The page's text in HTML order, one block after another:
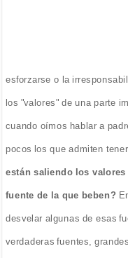
esforzarse o la
los "valores" de una parte
cuando oímos hablar a
pocos los que admiten
están saliendo los
fuente de la que beben?
desvelar algunas de esas
verdaderas fuentes,